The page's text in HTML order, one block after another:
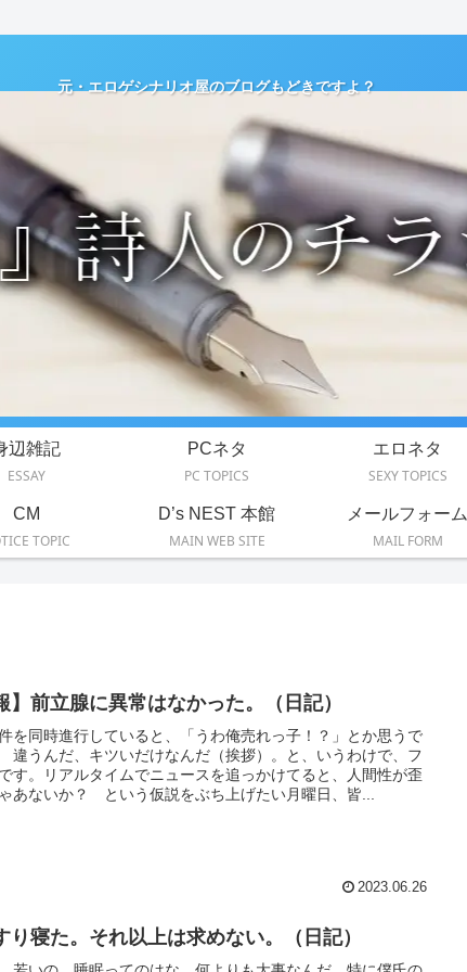
元・エロゲシナリオ屋のブログもどきですよ？
辺雑記
ESSAY
PCネタ
PC TOPICS
エロネタ
SEXY TOPICS
CM
TOPIC
D’s NEST 本館
MAIN WEB SITE
メールフォーム
MAIL FORM
】前立腺に異常はなかった。（日記）
を同時進行していると、「うわ俺売れっ子！？」とか思うで
違うんだ、キツいだけなんだ（挨拶）。と、いうわけで、フ
す。リアルタイムでニュースを追っかけてると、人間性が歪
あないか？ という仮説をぶち上げたい月曜日、皆...
2023.06.26
り寝た。それ以上は求めない。（日記）